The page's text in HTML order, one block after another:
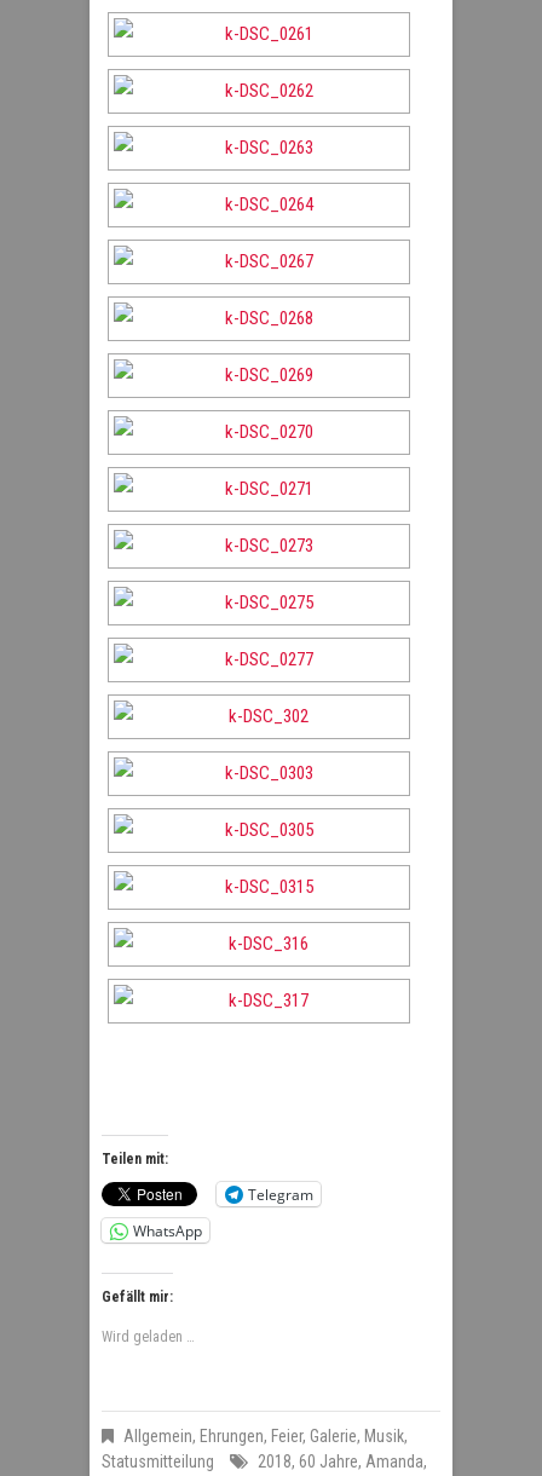
Teilen mit:
Telegram
WhatsApp
Gefällt mir:
Wird geladen …
Allgemein, Ehrungen, Feier, Galerie, Musik,
Statusmitteilung
2018, 60 Jahre, Amanda,